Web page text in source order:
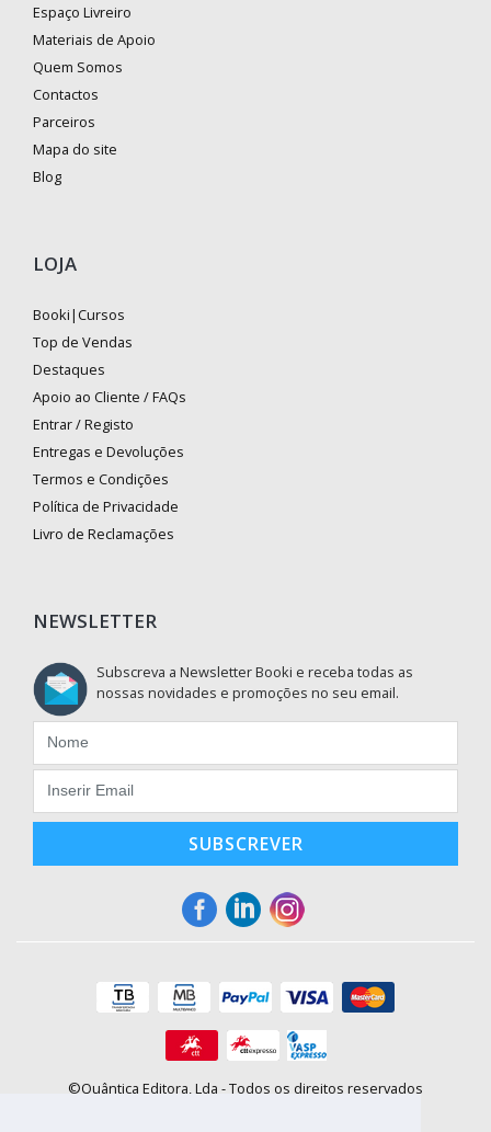
Espaço Livreiro
Materiais de Apoio
Quem Somos
Contactos
Parceiros
Mapa do site
Blog
LOJA
Booki|Cursos
Top de Vendas
Destaques
Apoio ao Cliente / FAQs
Entrar / Registo
Entregas e Devoluções
Termos e Condições
Política de Privacidade
Livro de Reclamações
NEWSLETTER
Subscreva a Newsletter Booki e receba todas as
nossas novidades e promoções no seu email.
SUBSCREVER
©Quântica Editora, Lda - Todos os direitos reservados